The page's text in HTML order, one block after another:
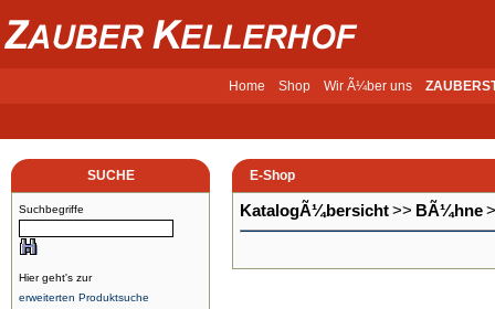
Home Shop Wir Ã¼ber uns
SUCHE
Suchbegriffe
Hier geht's zur
erweiterten Produktsuche
E-Shop
KatalogÃ¼bersicht>> BÃ¼hne